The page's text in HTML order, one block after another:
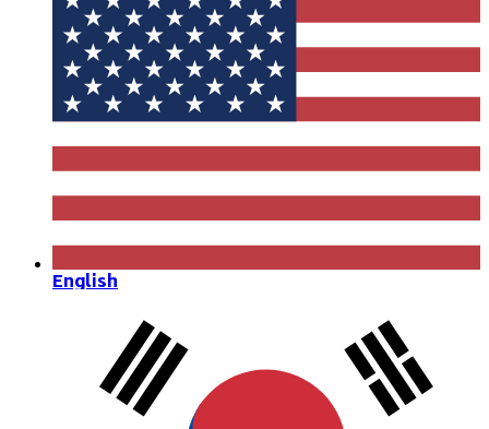
English